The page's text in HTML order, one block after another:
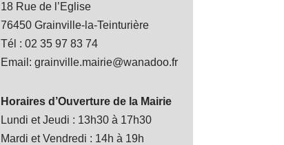
18 Rue de l’Eglise
76450 Grainville-la-Teinturière
Tél : 02 35 97 83 74
Email: grainville.mairie@wanadoo.fr
Horaires d’Ouverture de la Mairie
Lundi et Jeudi : 13h30 à 17h30
Mardi et Vendredi : 14h à 19h